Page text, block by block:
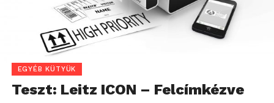
EGYÉB KÜTYÜK
Teszt: Leitz ICON – Felcímkézve